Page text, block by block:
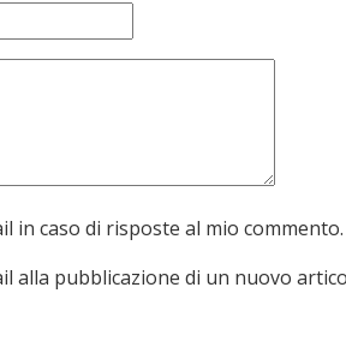
in caso di risposte al mio commento.
alla pubblicazione di un nuovo